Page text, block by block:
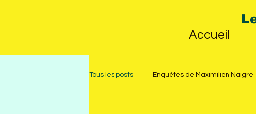
Accueil
Tous les posts Enquêtes de Maximilien Naigre